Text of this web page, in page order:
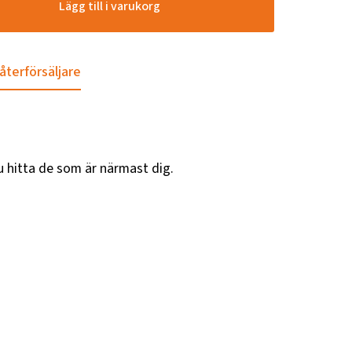
Lägg till i varukorg
hitta de som är närmast dig.